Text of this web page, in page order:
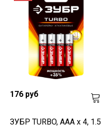
176 руб
ЗУБР TURBO, ААА х 4, 1.5